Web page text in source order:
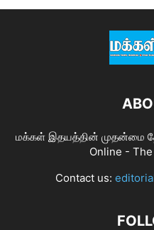
மக்கள் இதயத்தின் முதன்மை
Online -
Contact us: